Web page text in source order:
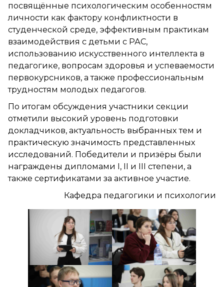
посвящённые психологическим особенностям
личности как фактору конфликтности в
студенческой среде, эффективным практикам
взаимодействия с детьми с РАС,
использованию искусственного интеллекта в
педагогике, вопросам здоровья и успеваемости
первокурсников, а также профессиональным
трудностям молодых педагогов.
По итогам обсуждения участники секции
отметили высокий уровень подготовки
докладчиков, актуальность выбранных тем и
практическую значимость представленных
исследований. Победители и призёры были
награждены дипломами I, II и III степени, а
также сертификатами за активное участие.
Кафедра педагогики и психологии